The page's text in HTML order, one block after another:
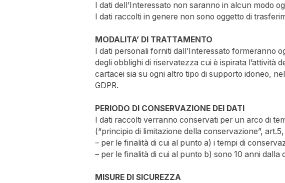
I dati dell’Interessato non saranno in alcun modo
I dati raccolti in genere non sono oggetto di
MODALITA’ DI TRATTAMENTO
I dati personali forniti dall’Interessato formeranno
degli obblighi di riservatezza cui è ispirata l’attività
cartacei sia su ogni altro tipo di supporto idoneo,
GDPR.
PERIODO DI CONSERVAZIONE DEI DATI
I dati raccolti verranno conservati per un arco di
(“principio di limitazione della conservazione”,
– per le finalità di cui al punto a) i tempi di
– per le finalità di cui al punto b) sono 10 anni
MISURE DI SICUREZZA